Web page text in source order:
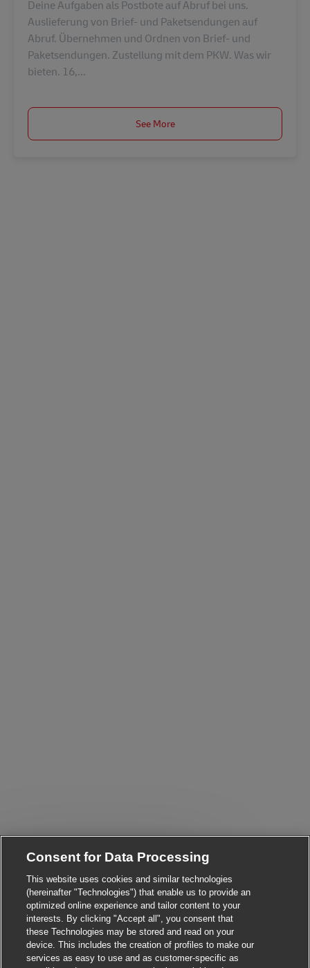
Deine Aufgaben als Postbote auf Abruf bei uns.
Auslieferung von Brief- und Paketsendungen auf
Abruf. Übernehmen und Ordnen von Brief- und
Paketsendungen. Zustellung mit dem PKW. Was wir
bieten. 16,...
See More
Consent for Data Processing
This website uses cookies and similar technologies
(hereinafter "Technologies") that enable us to provide an
optimized online experience and tailor content to your
interests. By clicking "Accept all", you consent that
these Technologies may be stored and read on your
device. This includes the creation of profiles to make our
services as easy to use and as customer-specific as
Hi! Are you interested in this job? Close chatbot
I'm interested Find similar jobs